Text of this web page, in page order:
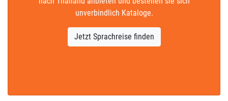
unverbindlich Kataloge.
Jetzt Sprachreise finden